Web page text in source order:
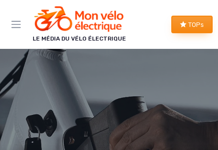
LE MÉDIA DU VÉLO ÉLECTRIQUE
TOPs
Panneau de gestion des cookies